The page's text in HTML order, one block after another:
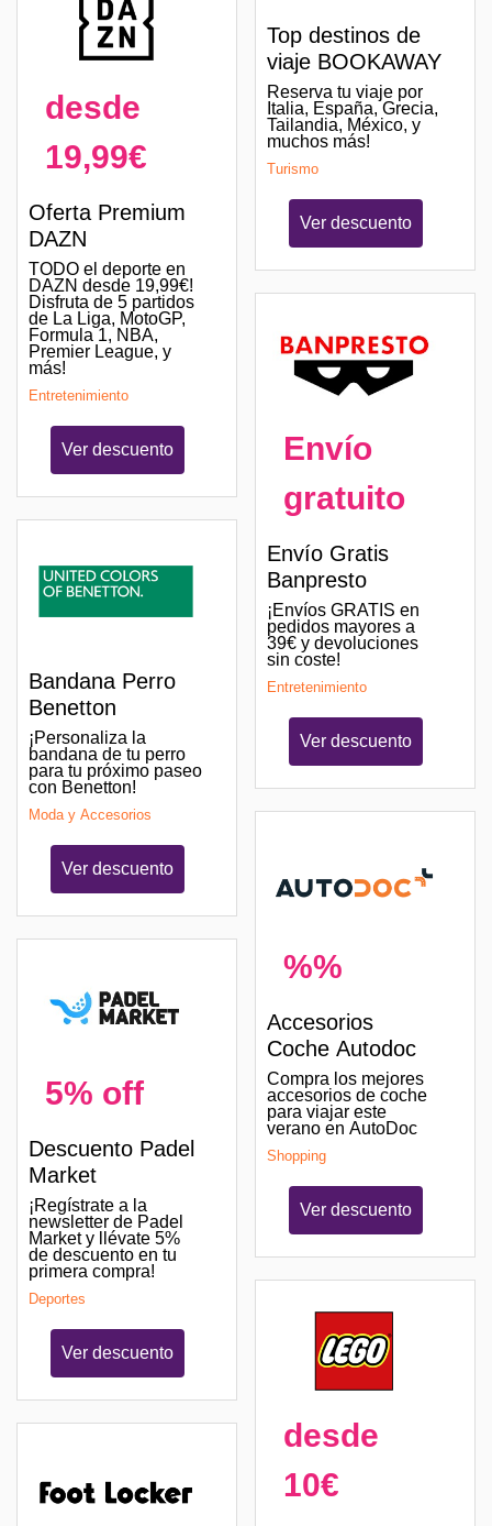
desde
19,99€
Oferta Premium
DAZN
TODO el deporte en
DAZN desde 19,99€!
Disfruta de 5 partidos
de La Liga, MotoGP,
Formula 1, NBA,
Premier League, y
más!
Entretenimiento
Ver descuento
Bandana Perro
Benetton
¡Personaliza la
bandana de tu perro
para tu próximo paseo
con Benetton!
Moda y Accesorios
Ver descuento
5% off
Descuento Padel
Market
¡Regístrate a la
newsletter de Padel
Market y llévate 5%
de descuento en tu
primera compra!
Deportes
Ver descuento
Top destinos de
viaje BOOKAWAY
Reserva tu viaje por
Italia, España, Grecia,
Tailandia, México, y
muchos más!
Turismo
Ver descuento
Envío
gratuito
Envío Gratis
Banpresto
¡Envíos GRATIS en
pedidos mayores a
39€ y devoluciones
sin coste!
Entretenimiento
Ver descuento
%%
Accesorios
Coche Autodoc
Compra los mejores
accesorios de coche
para viajar este
verano en AutoDoc
Shopping
Ver descuento
desde
10€